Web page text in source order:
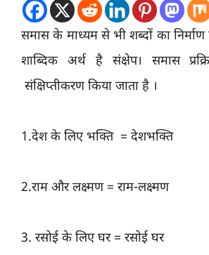
समास के माध्यम से भी शब्दों का निर्माण
शाब्दिक अर्थ है संक्षेप। समास
संक्षिप्तीकरण किया जाता है ।
1.देश के लिए भक्ति = देशभक्ति
2.राम और लक्ष्मण = राम-लक्ष्मण
3. रसोई के लिए घर = रसोई घर